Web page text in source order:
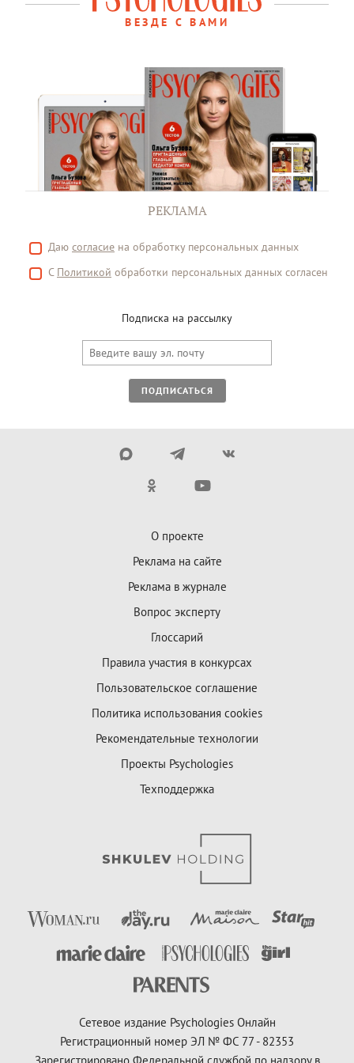
ВЕЗДЕ С ВАМИ
РЕКЛАМА
Даю согласие на обработку персональных данных
С Политикой обработки персональных данных согласен
Подписка на рассылку
ПОДПИСАТЬСЯ
О проекте
Реклама на сайте
Реклама в журнале
Вопрос эксперту
Глоссарий
Правила участия в конкурсах
Пользовательское соглашение
Политика использования cookies
Рекомендательные технологии
Проекты Psychologies
Техподдержка
Сетевое издание Psychologies Онлайн
Регистрационный номер ЭЛ № ФС 77 - 82353
Зарегистрировано Федеральной службой по надзору в